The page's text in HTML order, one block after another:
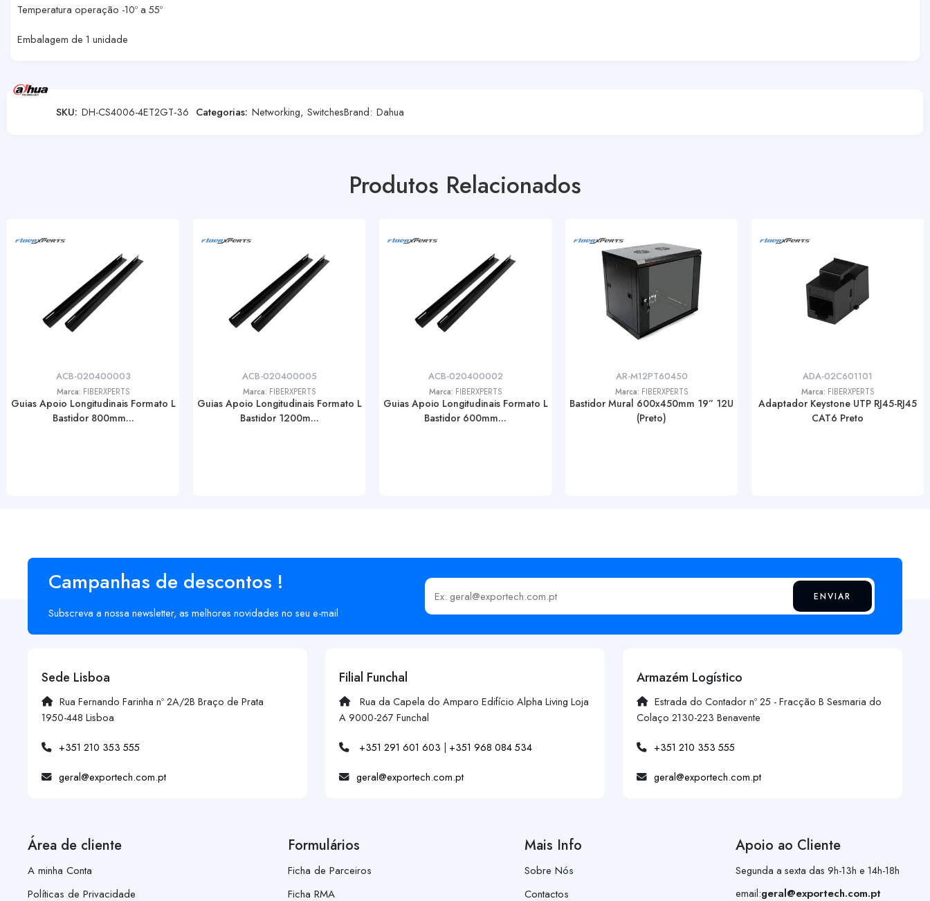
Temperatura operação -10º a 55º
Embalagem de 1 unidade
SKU: DH-CS4006-4ET2GT-36 Categorias: Networking, SwitchesBrand: Dahua
Produtos Relacionados
ACB-020400003
Marca: FIBERXPERTS
Guias Apoio Longitudinais Formato L
Bastidor 800mm...
ACB-020400005
Marca: FIBERXPERTS
Guias Apoio Longitudinais Formato L
Bastidor 1200m...
ACB-020400002
Marca: FIBERXPERTS
Guias Apoio Longitudinais Formato L
Bastidor 600mm...
AR-M12PT60450
Marca: FIBERXPERTS
Bastidor Mural 600x450mm 19” 12U
(Preto)
ADA-02C601101
Marca: FIBERXPERTS
Adaptador Keystone UTP RJ45-RJ45
CAT6 Preto
Campanhas de descontos !
Subscreva a nossa newsletter, as melhores novidades no seu e-mail
Insira o seu email ENVIAR
Sede Lisboa
Rua Fernando Farinha nº 2A/2B Braço de Prata
1950-448 Lisboa
+351 210 353 555
geral@exportech.com.pt
Filial Funchal
Rua da Capela do Amparo Edifício Alpha Living Loja
A 9000-267 Funchal
+351 291 601 603 | +351 968 084 534
geral@exportech.com.pt
Armazém Logístico
Estrada do Contador nº 25 - Fracção B Sesmaria do
Colaço 2130-223 Benavente
+351 210 353 555
geral@exportech.com.pt
Área de cliente
A minha Conta
Políticas de Privacidade
Formulários
Ficha de Parceiros
Ficha RMA
Mais Info
Sobre Nós
Contactos
Apoio ao Cliente
Segunda a sexta das 9h-13h e 14h-18h
email:geral@exportech.com.pt